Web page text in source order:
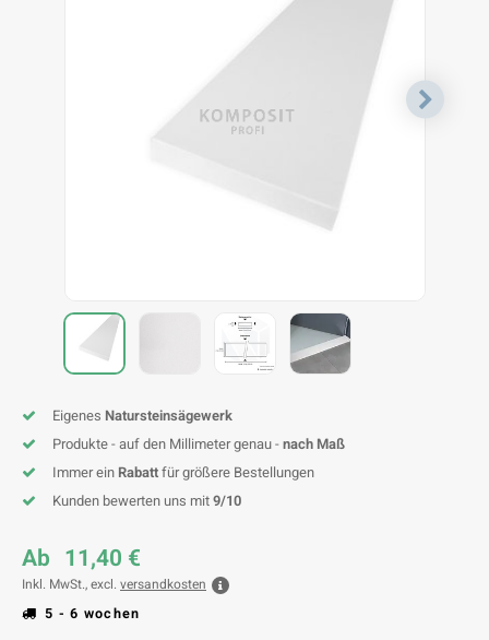
Eigenes Natursteinsägewerk
Produkte - auf den Millimeter genau -nach Maß
Immer ein Rabattfür größere Bestellungen
Kunden bewerten uns mit9/10
Ab 11,40 €
Inkl. MwSt., excl. versandkosten
5 - 6 wochen